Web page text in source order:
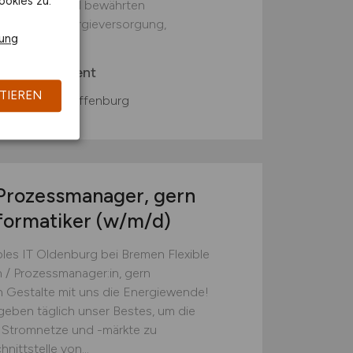
industriell bewährten
Energieversorgung,
Management
Aschaffenburg
gern
(w/m/d)
IT Oldenburg bei Bremen Flexible
Prozessmanager:in, gern
Gestalte mit uns die Energiewende!
täglich unser Bestes, um die
und -märkte zu
von...